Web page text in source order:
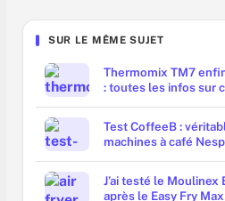
SUR LE MÊME SUJET
Thermomix TM7
: toutes les infos sur
Test CoffeeB :
machines à café
J’ai testé le Moulinex
après le Easy Fry